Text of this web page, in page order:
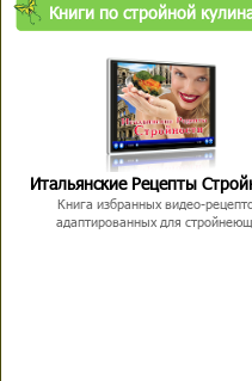
Книги по стройной
Итальянские Рецепты
Книга избранных видео-
адаптированных для